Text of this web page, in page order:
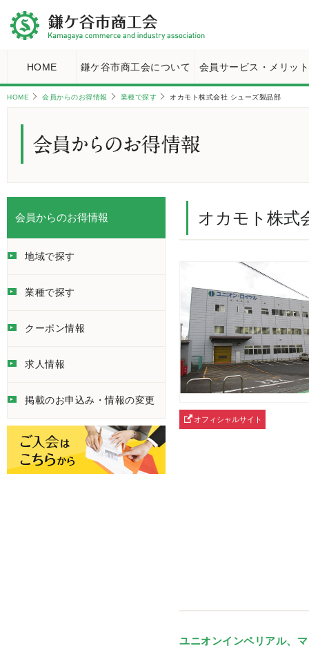
HOME 鎌ケ谷市商工会について 会員サービス・メリット
HOME 会員からのお得情報 業種で探す オカモト株式会社 シューズ製品部
会員からのお得情報
地域で探す
業種で探す
クーポン情報
求人情報
掲載のお申込み・情報の変更
オカモト株式
オフィシャルサイト
ユニオンインペリアル、